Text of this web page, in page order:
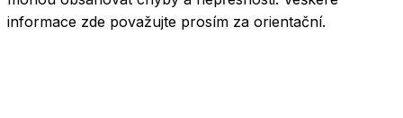
informace zde považujte prosím za orientační.